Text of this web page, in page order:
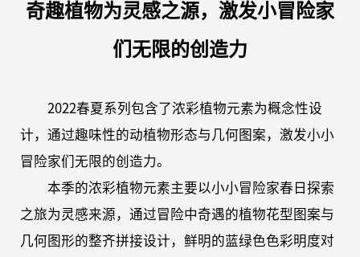
奇趣植物为灵感之源，激发小冒险家
们无限的创造力
2022春夏系列包含了浓彩植物元素为概念性设
计，通过趣味性的动植物形态与几何图案，激发小小
冒险家们无限的创造力。
本季的浓彩植物元素主要以小小冒险家春日探索
之旅为灵感来源，通过冒险中奇遇的植物花型图案与
几何图形的整齐拼接设计，鲜明的蓝绿色色彩明度对